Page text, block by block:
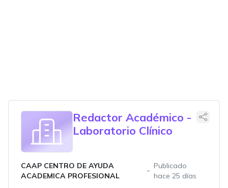
Redactor Académico -
Laboratorio Clínico
CAAP CENTRO DE AYUDA
ACADEMICA PROFESIONAL
Publicado
hace 25 días